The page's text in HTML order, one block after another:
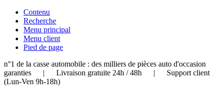
Contenu
Recherche
Menu principal
Menu client
Pied de page
n°1 de la casse automobile : des milliers de pièces auto d'occasion
garanties | Livraison gratuite 24h / 48h | Support client
(Lun-Ven 9h-18h)